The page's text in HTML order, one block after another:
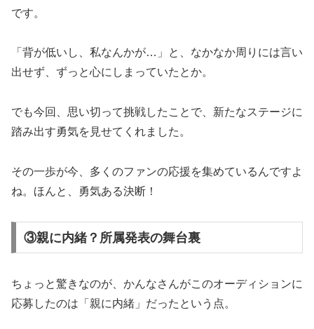
です。
「背が低いし、私なんかが…」と、なかなか周りには言い
出せず、ずっと心にしまっていたとか。
でも今回、思い切って挑戦したことで、新たなステージに
踏み出す勇気を見せてくれました。
その一歩が今、多くのファンの応援を集めているんですよ
ね。ほんと、勇気ある決断！
③親に内緒？所属発表の舞台裏
ちょっと驚きなのが、かんなさんがこのオーディションに
応募したのは「親に内緒」だったという点。